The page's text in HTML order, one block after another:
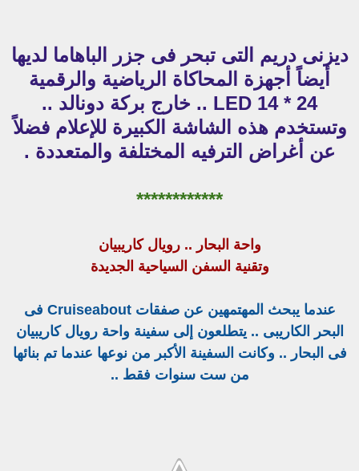
ديزنى دريم التى تبحر فى جزر الباهاما لديها
أيضاً أجهزة المحاكاة الرياضية والرقمية
LED 14 * 24 .. خارج بركة دونالد ..
وتستخدم هذه الشاشة الكبيرة للإعلام فضلاً
عن أغراض الترفيه المختلفة والمتعددة .
************
واحة البحار .. رويال كاريبيان
وتقنية السفن السياحية الجديدة
عندما يبحث المهتمهين عن صفقات Cruiseabout فى
البحر الكاريبى .. يتطلعون إلى سفينة واحة رويال كاريبيان
فى البحار .. وكانت السفينة الأكبر من نوعها عندما تم بنائها
من ست سنوات فقط ..